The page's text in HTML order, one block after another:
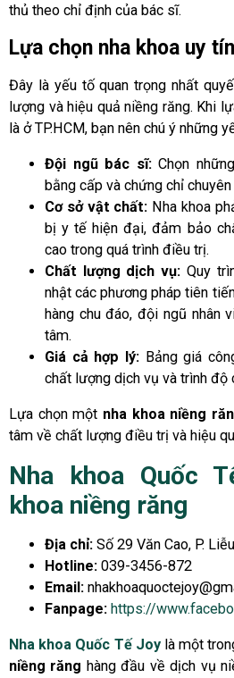
thủ theo chỉ định của bác sĩ.
Lựa chọn nha khoa uy tín
Đây là yếu tố quan trọng nhất
lượng và hiệu quả niềng răng. Khi
là ở TP.HCM, bạn nên chú ý những
Đội ngũ bác sĩ:Chọn
bằng cấp và chứng chỉ
Cơ sở vật chất: Nha khoa
bị y tế hiện đại, đảm bảo
cao trong quá trình điều trị.
Chất lượng dịch vụ: Quy
nhật các phương pháp tiên
hàng chu đáo, đội ngũ nhân
tâm.
Giá cả hợp lý: Bảng giá
chất lượng dịch vụ và trình độ
Lựa chọn một nha khoa niềng
tâm về chất lượng điều trị và hiệu
Nha khoa Quốc
khoa niềng răng
Địa chỉ: Số 29 Văn Cao, P.
Hotline: 039-3456-872
Email:
Fanpage: https://
Nha khoa Quốc Tế Joylà một
niềng răng hàng đầu về dịch vụ